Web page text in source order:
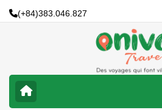
(+84)383.046.827